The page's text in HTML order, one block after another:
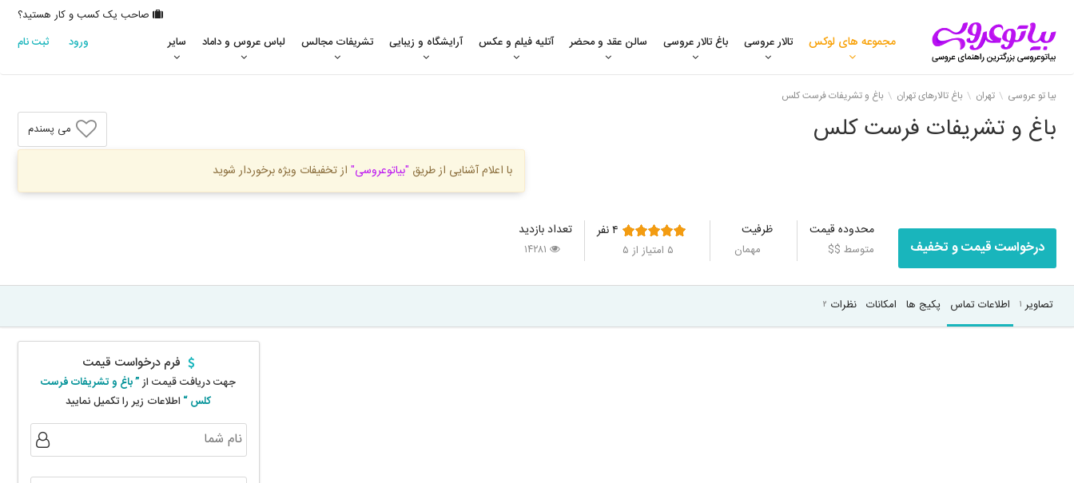
صاحب یک کسب و کار هستید؟
مجموعه های لوکس تالار عروسی باغ تالار عروسی سالن عقد و محضر آتلیه فیلم و عکس آرایشگاه و زیبایی تشریفات مجالس لباس عروس و داماد سایر ورود ثبت نام
فرم درخواست قیمت
جهت دریافت قیمت از” باغ و تشریفات فرست
کلس “ اطلاعات زیر را تکمیل نمایید
باغ و تشریفات فرست کلس می پسندم
محدوده قیمت
متوسط $$
ظرفیت
مهمان
۴نفر
۵ امتیاز از ۵
تعداد بازدید
با اعلام آشنایی از طریق "بیاتوعروسی" از تخفیفات ویژه برخوردار شوید
درخواست قیمت و تخفیف
بیا تو عروسی تهران باغ تالارهای تهران باغ و تشریفات فرست کلس
تصاویر ۱ اطلاعات تماس پکیج ها امکانات نظرات ۲